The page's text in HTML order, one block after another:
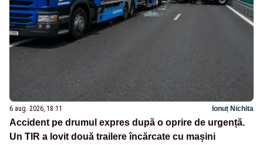
6 aug. 2026, 18:11 Ionuț Nichita
Accident pe drumul expres după o oprire de urgență.
Un TIR a lovit două trailere încărcate cu mașini